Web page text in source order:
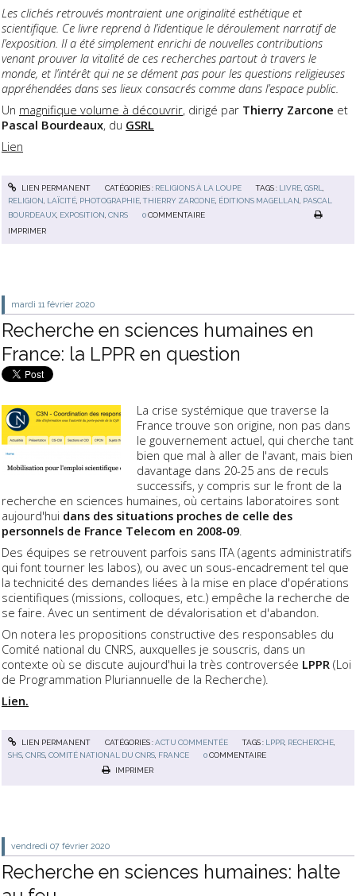
Les clichés retrouvés montraient une originalité esthétique et
scientifique. Ce livre reprend à l’identique le déroulement narratif de
l’exposition. Il a été simplement enrichi de nouvelles contributions
venant prouver la vitalité de ces recherches partout à travers le
monde, et l’intérêt qui ne se dément pas pour les questions religieuses
appréhendées dans ses lieux consacrés comme dans l’espace public.
Un magnifique volume à découvrir, dirigé par Thierry Zarcone et
Pascal Bourdeaux, du GSRL
Lien
LIEN PERMANENT CATÉGORIES : RELIGIONS À LA LOUPE TAGS : LIVRE ,GSRL
RELIGION LAÏCITÉ PHOTOGRAPHIE ,THIERRY ZARCONE ÉDITIONS MAGELLAN PASCAL
BOURDEAUX, EXPOSITION,CNRS 0 COMMENTAIRE
IMPRIMER
mardi 11 février 2020
Recherche en sciences humaines en
France: la LPPR en question
La crise systémique que traverse la
France trouve son origine, non pas dans
le gouvernement actuel, qui cherche tant
bien que mal à aller de l'avant, mais bien
davantage dans 20-25 ans de reculs
successifs, y compris sur le front de la
recherche en sciences humaines, où certains laboratoires sont
aujourd'hui dans des situations proches de celle des
personnels de France Telecom en 2008-09.
Des équipes se retrouvent parfois sans ITA (agents administratifs
qui font tourner les labos), ou avec un sous-encadrement tel que
la technicité des demandes liées à la mise en place d'opérations
scientifiques (missions, colloques, etc.) empêche la recherche de
se faire. Avec un sentiment de dévalorisation et d'abandon.
On notera les propositions constructive des responsables du
Comité national du CNRS, auxquelles je souscris, dans un
contexte où se discute aujourd'hui la très controversée LPPR (Loi
de Programmation Pluriannuelle de la Recherche).
Lien.
LIEN PERMANENT CATÉGORIES :ACTU COMMENTÉE TAGS : LPPR RECHERCHE
SHS ,CNRS ,COMITÉ NATIONAL DU CNRS FRANCE 0 COMMENTAIRE
IMPRIMER
vendredi 07 février 2020
Recherche en sciences humaines: halte